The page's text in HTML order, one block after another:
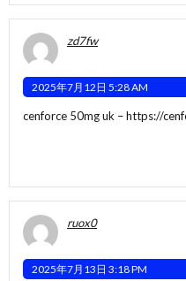
zd7fw
2025年7月12日 5:28 AM
cenforce 50mg uk –https://
ruox0
2025年7月13日 3:18 PM